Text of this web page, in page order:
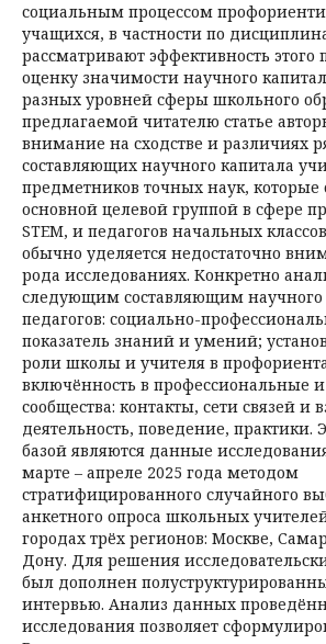
социальным процессом
учащихся, в частности по
рассматривают эффективность этого
оценку значимости научного
разных уровней сферы школьного
предлагаемой читателю статье
внимание на сходстве и различиях
составляющих научного капитала
предметников точных наук, которые
основной целевой группой в сфере
STEM, и педагогов начальных
обычно уделяется недостаточно
рода исследованиях. Конкретно
следующим составляющим научного
педагогов: социально-
показатель знаний и умений;
роли школы и учителя в
включённость в профессиональные
сообщества: контакты, сети связей и
деятельность, поведение, практики.
базой являются данные
марте – апреле 2025 года методом
стратифицированного случайного
анкетного опроса школьных
городах трёх регионов: Москве,
Дону. Для решения
был дополнен
интервью. Анализ данных
исследования позволяет